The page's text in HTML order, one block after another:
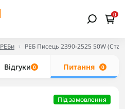
0
РЕБи РЕБ Писець 2390-2525 50W
Відгуки 0 Питання 0
Під замовлення